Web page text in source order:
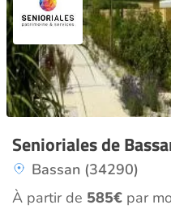
Senioriales de
Bassan (34290)
À partir de 585€ par